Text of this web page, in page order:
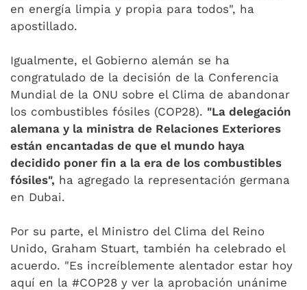
en energía limpia y propia para todos", ha
apostillado.
Igualmente, el Gobierno alemán se ha
congratulado de la decisión de la Conferencia
Mundial de la ONU sobre el Clima de abandonar
los combustibles fósiles (COP28). "La delegación
alemana y la ministra de Relaciones Exteriores
están encantadas de que el mundo haya
decidido poner fin a la era de los combustibles
fósiles", ha agregado la representación germana
en Dubai.
Por su parte, el Ministro del Clima del Reino
Unido, Graham Stuart, también ha celebrado el
acuerdo. "Es increíblemente alentador estar hoy
aquí en la #COP28 y ver la aprobación unánime